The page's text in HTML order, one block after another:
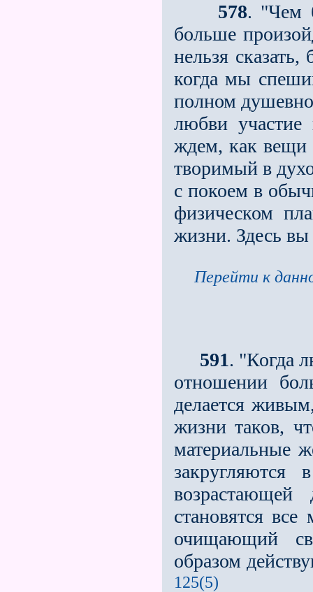
578. "Чем
больше
нельзя
когда мы
полном
любви
ждем, как вещи
творимый в
с покоем в
физическом
жизни. Здесь
Перейти к
591. "Когда
отношении
делается
жизни таков,
материальные
становятся
очищающий
образом
125(5)